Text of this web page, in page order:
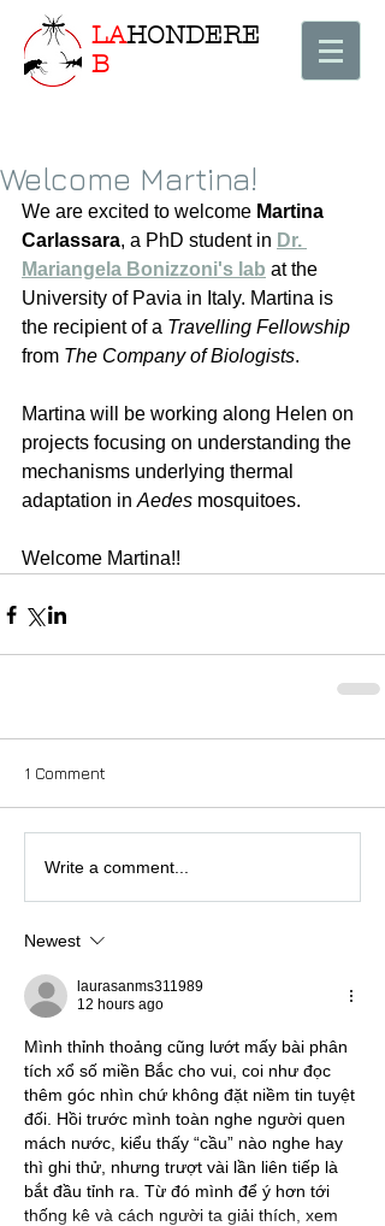
LAHONDERE
B
Welcome Martina!
We are excited to welcome Martina
Carlassara, a PhD student in Dr.
Mariangela Bonizzoni's lab at the
University of Pavia in Italy. Martina is
the recipient of a Travelling Fellowship
from The Company of Biologists.
Martina will be working along Helen on
projects focusing on understanding the
mechanisms underlying thermal
adaptation in Aedes mosquitoes.
Welcome Martina!!
1 Comment
Write a comment...
Newest
laurasanms311989
12 hours ago
Mình thỉnh thoảng cũng lướt mấy bài phân
tích xổ số miền Bắc cho vui, coi như đọc
thêm góc nhìn chứ không đặt niềm tin tuyệt
đối. Hồi trước mình toàn nghe người quen
mách nước, kiểu thấy “cầu” nào nghe hay
thì ghi thử, nhưng trượt vài lần liên tiếp là
bắt đầu tỉnh ra. Từ đó mình để ý hơn tới
thống kê và cách người ta giải thích, xem